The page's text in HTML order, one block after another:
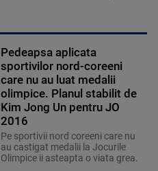
Pedeapsa aplicata
sportivilor nord-coreeni
care nu au luat medalii
olimpice. Planul stabilit de
Kim Jong Un pentru JO
2016
Pe sportivii nord coreeni care nu
au castigat medalii la Jocurile
Olimpice ii asteapta o viata grea.